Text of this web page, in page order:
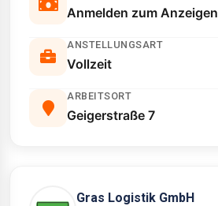
Anmelden zum Anzeigen
ANSTELLUNGSART
Vollzeit
ARBEITSORT
Geigerstraße 7
Gras Logistik GmbH